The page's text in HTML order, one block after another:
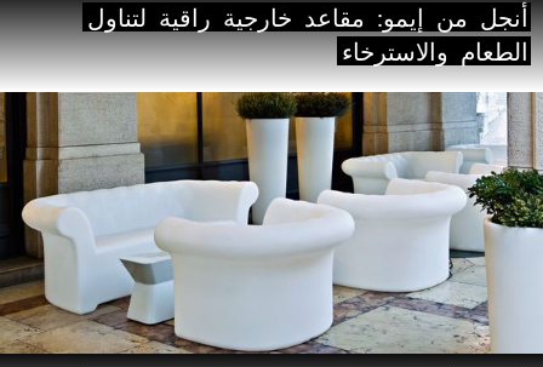
أنجل من إيمو: مقاعد خارجية راقية لتناول
الطعام والاسترخاء